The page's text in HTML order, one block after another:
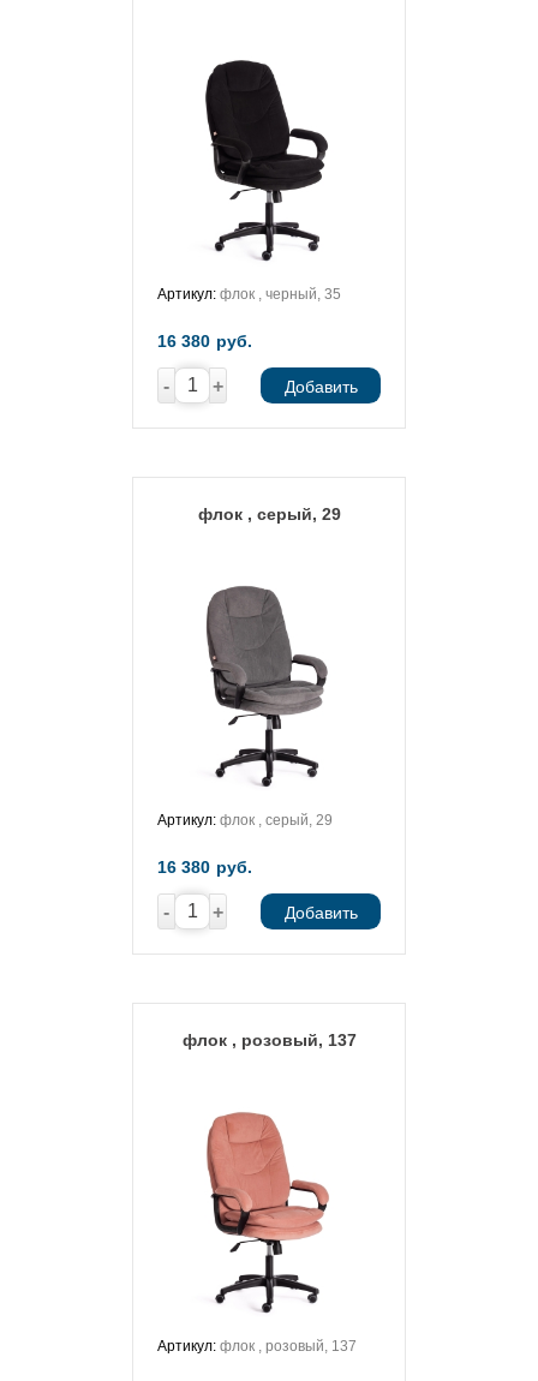
Артикул: флок , черный, 35
16 380 руб.
- + Добавить
флок , серый, 29
Артикул: флок , серый, 29
16 380 руб.
- + Добавить
флок , розовый, 137
Артикул: флок , розовый, 137